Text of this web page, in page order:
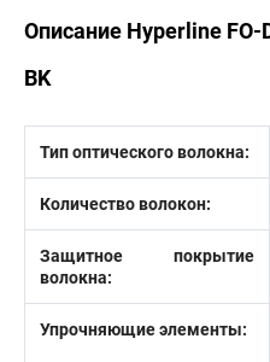
Описание Hyperline FO-
BK
Тип оптического волокна:
Количество волокон:
Защитное покрытие
волокна:
Упрочняющие элементы: